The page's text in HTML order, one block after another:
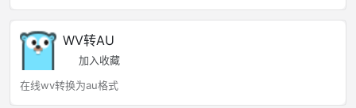
WV转AU
加入收藏
在线wv转换为au格式